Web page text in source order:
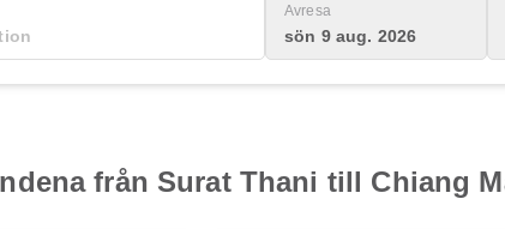
Avresa
sön 9 aug. 2026
från Surat Thani till Chiang